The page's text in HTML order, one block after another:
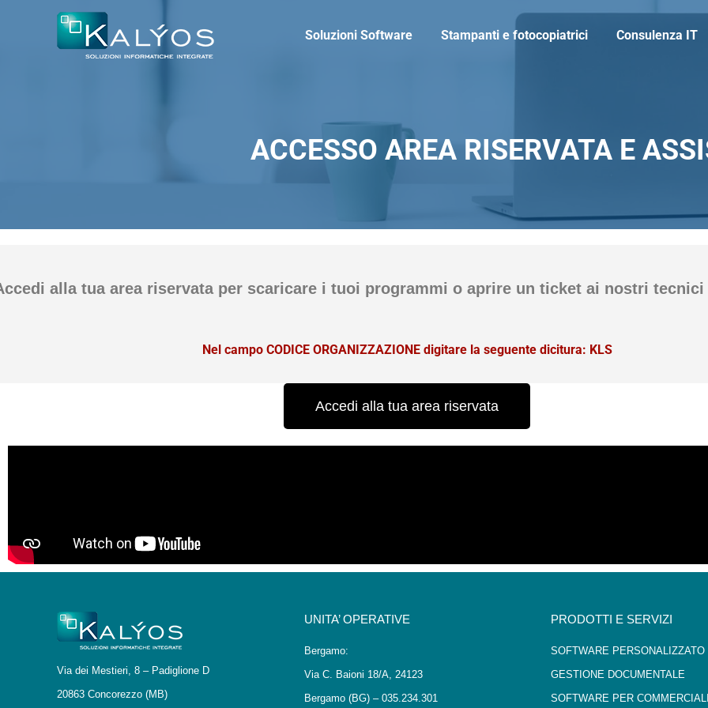
Soluzioni Software Stampanti e fotocopiatrici Consulenza IT
ACCESSO AREA RISERVATA E
alla tua area riservata per scaricare i tuoi programmi o aprire un ticket ai nostri tecnici
Nel campo CODICE ORGANIZZAZIONE digitare la seguente dicitura: KLS
Accedi alla tua area riservata
Via dei Mestieri, 8 – Padiglione D
20863 Concorezzo (MB)
UNITA’ OPERATIVE
Bergamo:
Via C. Baioni 18/A, 24123
Bergamo (BG) – 035.234.301
PRODOTTI E SERVIZI
SOFTWARE PERSONALIZZATO
GESTIONE DOCUMENTALE
SOFTWARE PER